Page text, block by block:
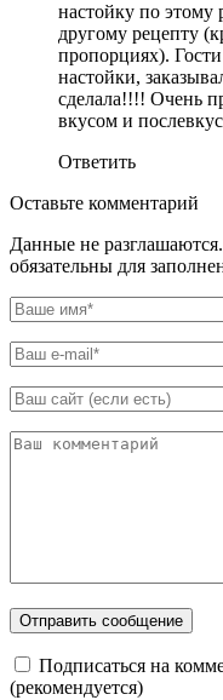
настойку по
другому рецепту
пропорциях).
настойки,
сделала!!!! Очень
вкусом и
Ответить
Оставьте комментарий
Данные не
обязательны для
Подписаться на
(рекомендуется)